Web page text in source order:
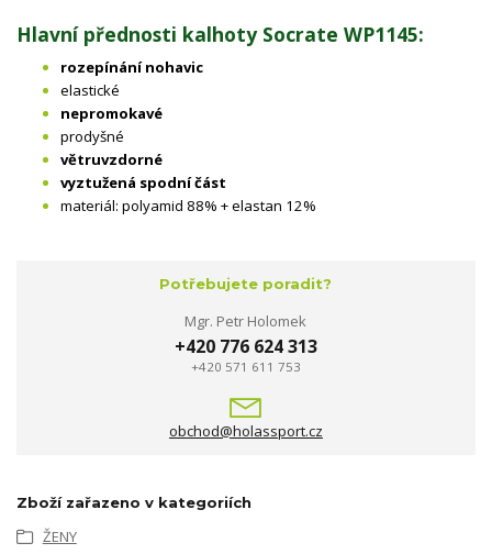
Hlavní přednosti kalhoty Socrate WP1145:
rozepínání nohavic
elastické
nepromokavé
prodyšné
větruvzdorné
vyztužená spodní část
materiál: polyamid 88% + elastan 12%
Potřebujete poradit?
Mgr. Petr Holomek
+420 776 624 313
+420 571 611 753
obchod@holassport.cz
Zboží zařazeno v kategoriích
ŽENY